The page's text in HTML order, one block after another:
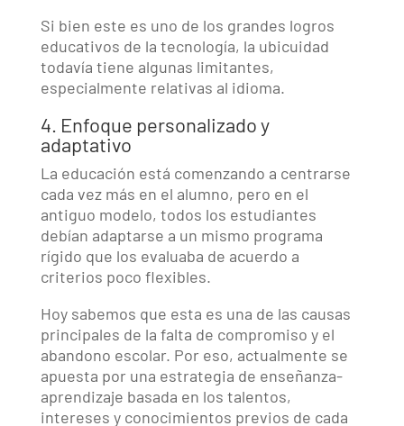
Si bien este es uno de los grandes logros
educativos de la tecnología, la ubicuidad
todavía tiene algunas limitantes,
especialmente relativas al idioma.
4. Enfoque personalizado y
adaptativo
La educación está comenzando a centrarse
cada vez más en el alumno, pero en el
antiguo modelo, todos los estudiantes
debían adaptarse a un mismo programa
rígido que los evaluaba de acuerdo a
criterios poco flexibles.
Hoy sabemos que esta es una de las causas
principales de la falta de compromiso y el
abandono escolar. Por eso, actualmente se
apuesta por una estrategia de enseñanza-
aprendizaje basada en los talentos,
intereses y conocimientos previos de cada